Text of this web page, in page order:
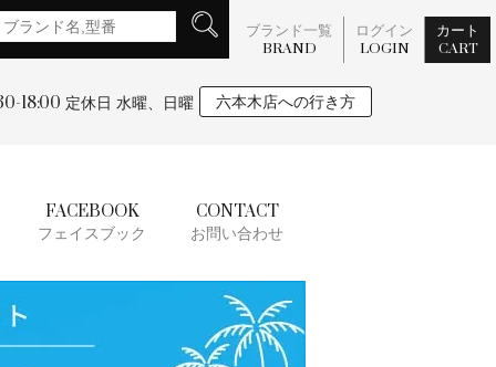
ブランド一覧
BRAND
ログイン
LOGIN
カート
CART
18:00 定休日 水曜、日曜 六本木店への行き方
FACEBOOK
フェイスブック
CONTACT
お問い合わせ